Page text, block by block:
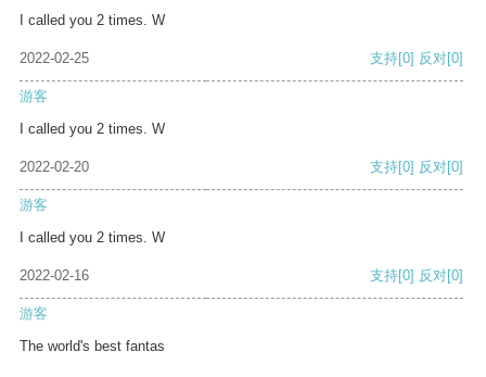
I called you 2 times. W
2022-02-25 支持[0] 反对[0]
游客
I called you 2 times. W
2022-02-20 支持[0] 反对[0]
游客
I called you 2 times. W
2022-02-16 支持[0] 反对[0]
游客
The world's best fantas